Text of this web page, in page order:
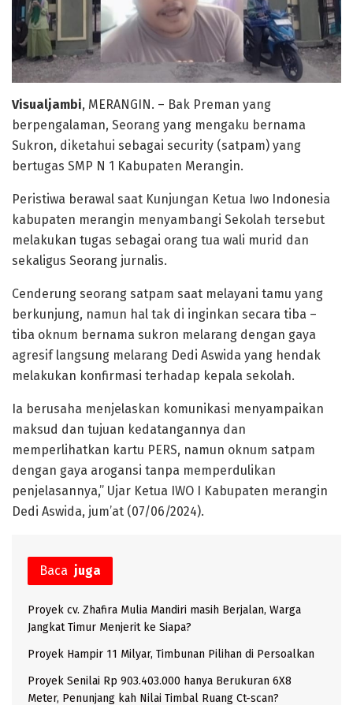
Visualjambi, MERANGIN. – Bak Preman yang
berpengalaman, Seorang yang mengaku bernama
Sukron, diketahui sebagai security (satpam) yang
bertugas SMP N 1 Kabupaten Merangin.
Peristiwa berawal saat Kunjungan Ketua Iwo Indonesia
kabupaten merangin menyambangi Sekolah tersebut
melakukan tugas sebagai orang tua wali murid dan
sekaligus Seorang jurnalis.
Cenderung seorang satpam saat melayani tamu yang
berkunjung, namun hal tak di inginkan secara tiba –
tiba oknum bernama sukron melarang dengan gaya
agresif langsung melarang Dedi Aswida yang hendak
melakukan konfirmasi terhadap kepala sekolah.
Ia berusaha menjelaskan komunikasi menyampaikan
maksud dan tujuan kedatangannya dan
memperlihatkan kartu PERS, namun oknum satpam
dengan gaya arogansi tanpa memperdulikan
penjelasannya,” Ujar Ketua IWO I Kabupaten merangin
Dedi Aswida, jum’at (07/06/2024).
Baca juga
Proyek cv. Zhafira Mulia Mandiri masih Berjalan, Warga
Jangkat Timur Menjerit ke Siapa?
Proyek Hampir 11 Milyar, Timbunan Pilihan di Persoalkan
Proyek Senilai Rp 903.403.000 hanya Berukuran 6X8
Meter, Penunjang kah Nilai Timbal Ruang Ct-scan?